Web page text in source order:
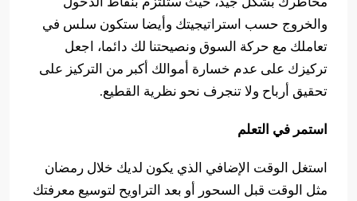
والخروج حسب استراتيجيتك وأيضا ستكون سلس في
تعاملك مع حركة السوق ونصيحتنا لك دائما، اجعل
تركيزك على عدم خسارة أموالك أكبر من التركيز على
تحقيق أرباح ولا تنجرف نحو نظرية القطيع.
استمر في التعلم
استغل الوقت الإضافي الذي يكون لديك خلال رمضان
مثل الوقت قبل السحور أو بعد التراويح لتوسيع معرفتك